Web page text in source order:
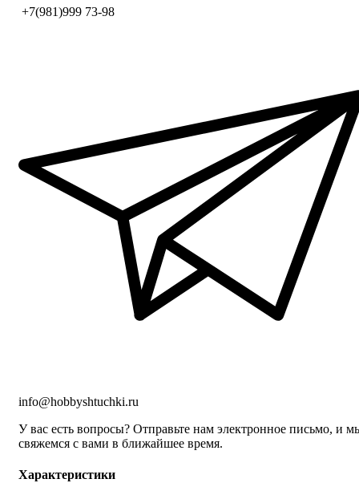
+7(981)999 73-98
info@hobbyshtuchki.ru
У вас есть вопросы? Отправьте нам электронное письмо, и
свяжемся с вами в ближайшее время.
Характеристики